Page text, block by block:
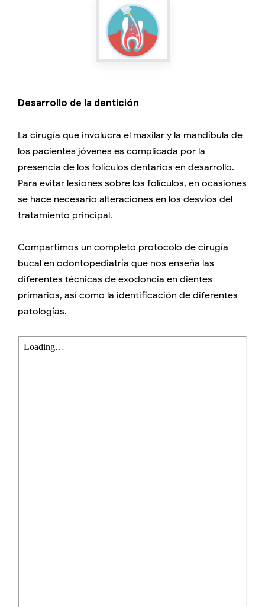
Desarrollo de la dentición
La cirugía que involucra el maxilar y la mandíbula de
los pacientes jóvenes es complicada por la
presencia de los folículos dentarios en desarrollo.
Para evitar lesiones sobre los folículos, en ocasiones
se hace necesario alteraciones en los desvíos del
tratamiento principal.
Compartimos un completo protocolo de cirugía
bucal en odontopediatría que nos enseña las
diferentes técnicas de exodoncia en dientes
primarios, así como la identificación de diferentes
patologías.